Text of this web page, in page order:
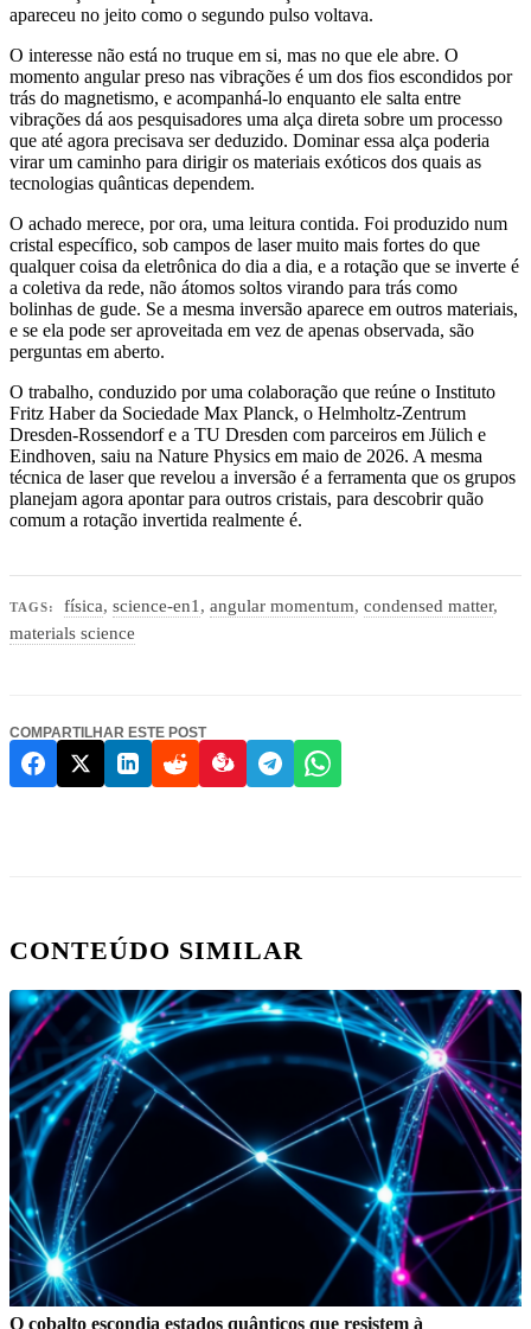
apareceu no jeito como o segundo pulso voltava.
O interesse não está no truque em si, mas no que ele abre. O
momento angular preso nas vibrações é um dos fios escondidos por
trás do magnetismo, e acompanhá-lo enquanto ele salta entre
vibrações dá aos pesquisadores uma alça direta sobre um processo
que até agora precisava ser deduzido. Dominar essa alça poderia
virar um caminho para dirigir os materiais exóticos dos quais as
tecnologias quânticas dependem.
O achado merece, por ora, uma leitura contida. Foi produzido num
cristal específico, sob campos de laser muito mais fortes do que
qualquer coisa da eletrônica do dia a dia, e a rotação que se inverte é
a coletiva da rede, não átomos soltos virando para trás como
bolinhas de gude. Se a mesma inversão aparece em outros materiais,
e se ela pode ser aproveitada em vez de apenas observada, são
perguntas em aberto.
O trabalho, conduzido por uma colaboração que reúne o Instituto
Fritz Haber da Sociedade Max Planck, o Helmholtz-Zentrum
Dresden-Rossendorf e a TU Dresden com parceiros em Jülich e
Eindhoven, saiu na Nature Physics em maio de 2026. A mesma
técnica de laser que revelou a inversão é a ferramenta que os grupos
planejam agora apontar para outros cristais, para descobrir quão
comum a rotação invertida realmente é.
TAGS: física,science-en1,angular momentum,condensed matter,
materials science
COMPARTILHAR ESTE POST
CONTEÚDO SIMILAR
O cobalto escondia estados quânticos que resistem à